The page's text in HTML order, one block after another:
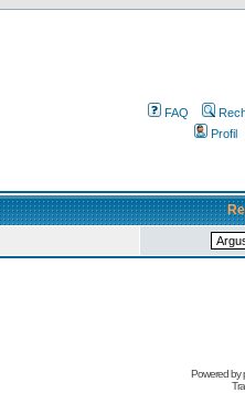
FAQ
Profil
Powered by